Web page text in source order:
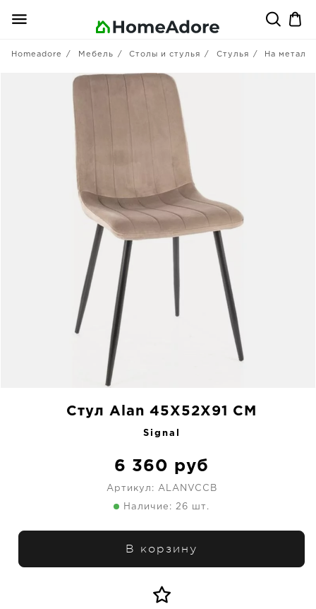
Homeadore Мебель Столы и стулья Стулья На
Стул Alan 45X52X91 CM
Signal
6 360 руб
Артикул: ALANVCCB
Наличие: 26 шт.
В корзину